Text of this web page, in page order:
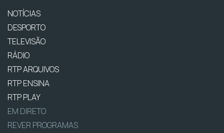
NOTÍCIAS
DESPORTO
TELEVISÃO
RÁDIO
RTP ARQUIVOS
RTP ENSINA
RTP PLAY
EM DIRETO
REVER PROGRAMAS